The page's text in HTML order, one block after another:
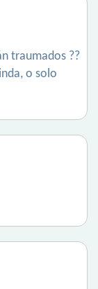
traumados ??
o solo